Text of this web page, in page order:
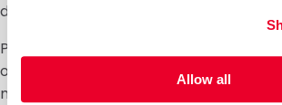
Allow all
dine.
Personalisering: Legg til merkenavn,
og grafisk design på
merkeidentiteten og skille deg ut i